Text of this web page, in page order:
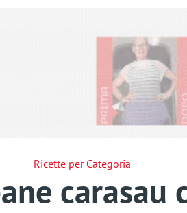
Ricette per Categoria
carasau